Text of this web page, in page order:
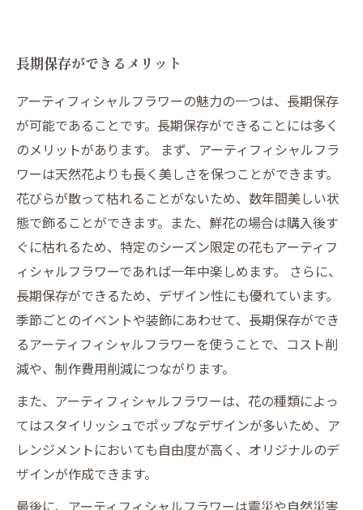
長期保存ができるメリット
アーティフィシャルフラワーの魅力の一つは、長期保存
が可能であることです。長期保存ができることには多く
のメリットがあります。 まず、アーティフィシャルフラ
ワーは天然花よりも長く美しさを保つことができます。
花びらが散って枯れることがないため、数年間美しい状
態で飾ることができます。また、鮮花の場合は購入後す
ぐに枯れるため、特定のシーズン限定の花もアーティフ
ィシャルフラワーであれば一年中楽しめます。 さらに、
長期保存ができるため、デザイン性にも優れています。
季節ごとのイベントや装飾にあわせて、長期保存ができ
るアーティフィシャルフラワーを使うことで、コスト削
減や、制作費用削減につながります。
また、アーティフィシャルフラワーは、花の種類によっ
てはスタイリッシュでポップなデザインが多いため、ア
レンジメントにおいても自由度が高く、オリジナルのデ
ザインが作成できます。
最後に、アーティフィシャルフラワーは震災や自然災害